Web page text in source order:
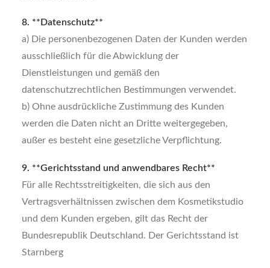
8. **Datenschutz**
a) Die personenbezogenen Daten der Kunden werden
ausschließlich für die Abwicklung der
Dienstleistungen und gemäß den
datenschutzrechtlichen Bestimmungen verwendet.
b) Ohne ausdrückliche Zustimmung des Kunden
werden die Daten nicht an Dritte weitergegeben,
außer es besteht eine gesetzliche Verpflichtung.
9. **Gerichtsstand und anwendbares Recht**
Für alle Rechtsstreitigkeiten, die sich aus den
Vertragsverhältnissen zwischen dem Kosmetikstudio
und dem Kunden ergeben, gilt das Recht der
Bundesrepublik Deutschland. Der Gerichtsstand ist
Starnberg